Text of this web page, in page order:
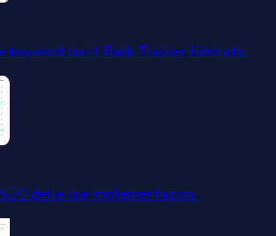
keyword con il Rank Tracker illimitato.
delle tue implementazioni.